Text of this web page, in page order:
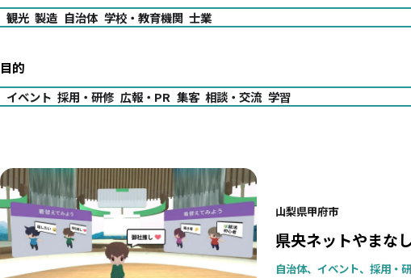
観光 製造 自治体 学校・教育機関 士業
目的
イベント 採用・研修 広報・PR 集客 相談・交流 学習
山梨県甲府市
県央ネットやまな
自治体、イベント、採用・